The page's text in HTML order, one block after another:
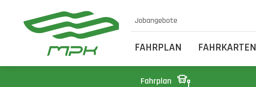
Jobangebote
FAHRPLAN FAHRKARTEN
Fahrplan